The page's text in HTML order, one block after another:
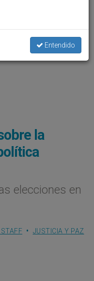
la
elecciones en
JUSTICIA Y PAZ
Entendido